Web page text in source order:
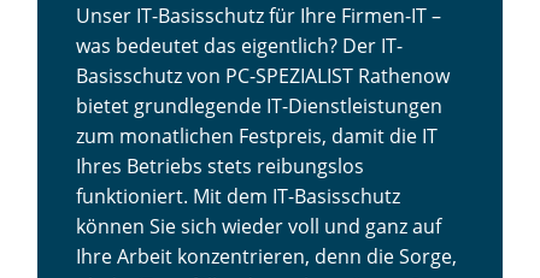
Unser IT-Basisschutz für Ihre Firmen-IT –
was bedeutet das eigentlich? Der IT-
Basisschutz von PC-SPEZIALIST Rathenow
bietet grundlegende IT-Dienstleistungen
zum monatlichen Festpreis, damit die IT
Ihres Betriebs stets reibungslos
funktioniert. Mit dem IT-Basisschutz
können Sie sich wieder voll und ganz auf
Ihre Arbeit konzentrieren, denn die Sorge,